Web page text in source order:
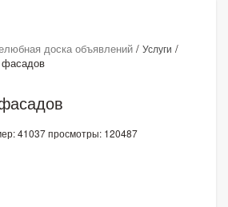
объявление
доска объявлений / Услуги /
фасадов
41037просмотры: 120487